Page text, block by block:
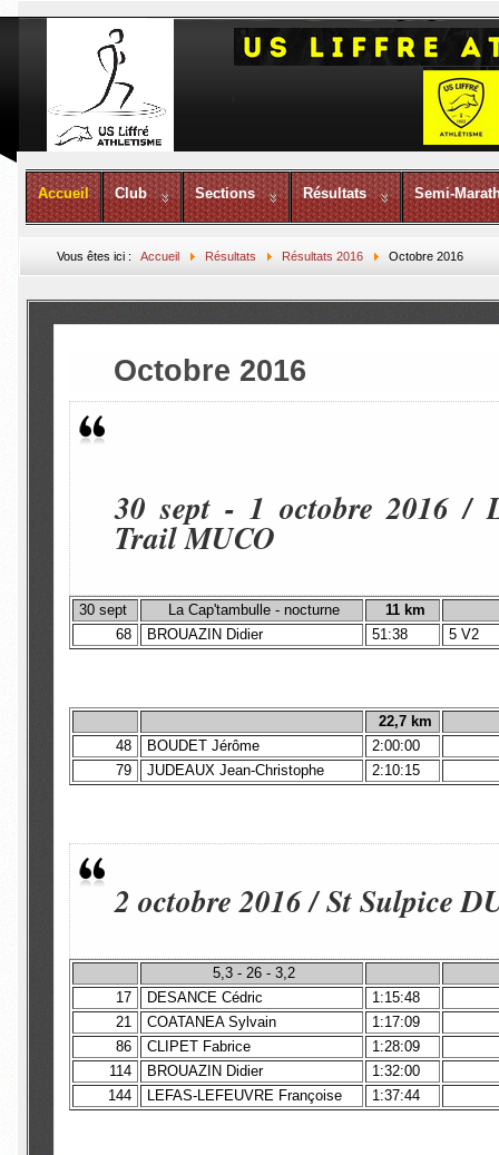
Accueil Club Sections Résultats Semi-
Vous êtes ici :Accueil Résultats Résultats 2016 Octobre 2016
Octobre 2016
30 sept - 1 octobre 2016 /
Trail MUCO
30 sept La Cap'tambulle - nocturne 11 km
68
BROUAZIN Didier 51:38 5 V2
22,7 km
48
BOUDET Jérôme
2:00:00
79
JUDEAUX Jean-Christophe 2:10:15
2 octobre 2016 / St Sulpice
5,3 - 26 - 3,2
17
DESANCE Cédric
1:15:48
21
COATANEA Sylvain
1:17:09
86
CLIPET Fabrice
1:28:09
114
BROUAZIN Didier
1:32:00
144
LEFAS-LEFEUVRE Françoise 1:37:44